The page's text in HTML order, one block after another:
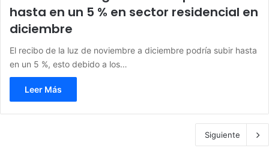
hasta en un 5 % en sector residencial en
diciembre
El recibo de la luz de noviembre a diciembre podría subir hasta
en un 5 %, esto debido a los…
Leer Más
Siguiente